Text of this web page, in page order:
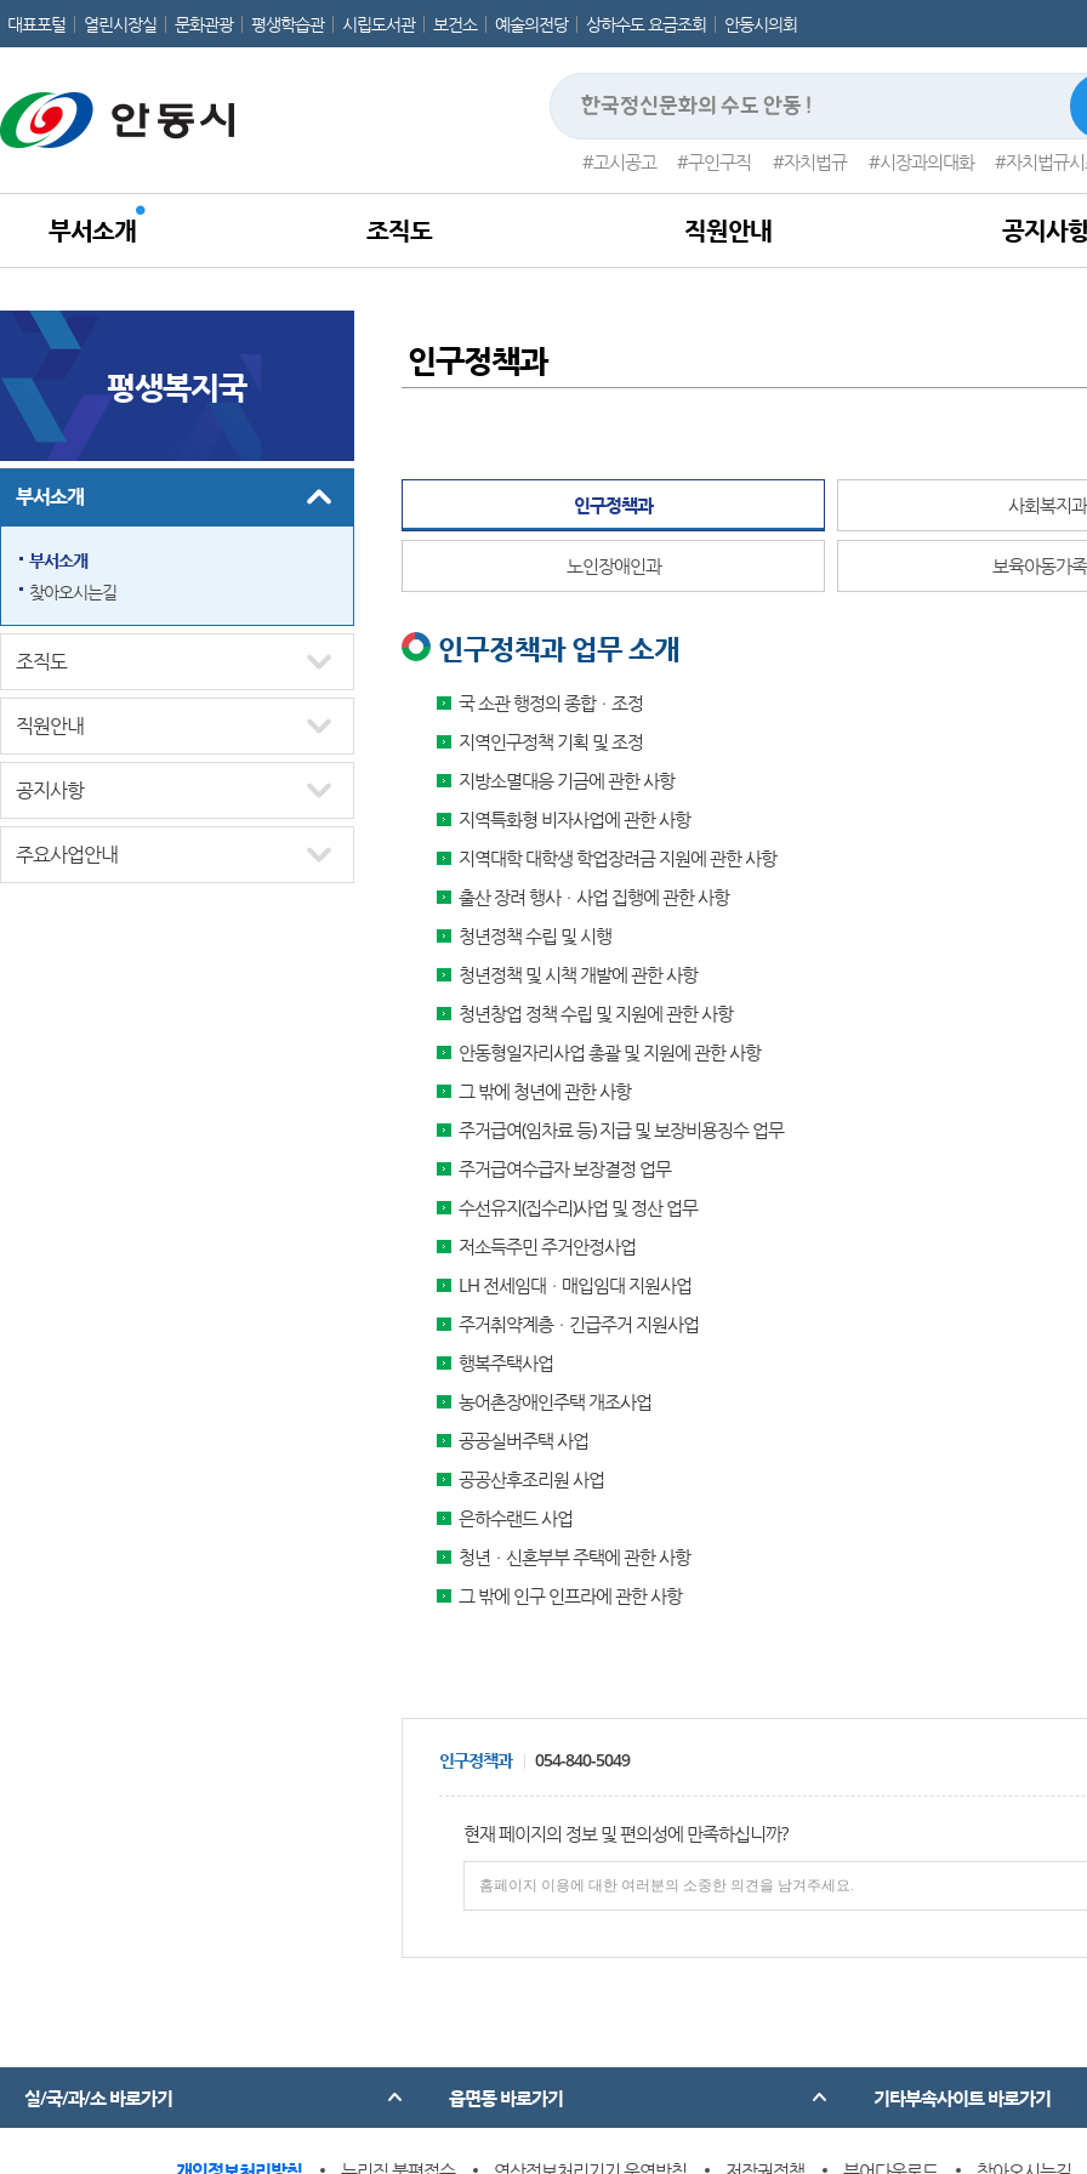
대표포털 열린시장실 문화관광 평생학습관 시립도서관 보건소 예술의전당 상하수도 요금조회 안동시의회
고시공고 구인구직 자치법규 시장과의대화 자치법규
부서소개 조직도 직원안내 공지사
평생복지국
부서소개
부서소개
찾아오시는길
조직도
직원안내
공지사항
주요사업안내
인구정책과
인구정책과 사회복지과
노인장애인과 보육아동가
인구정책과 업무 소개
국 소관 행정의 종합ㆍ조정
지역인구정책 기획 및 조정
지방소멸대응 기금에 관한 사항
지역특화형 비자사업에 관한 사항
지역대학 대학생 학업장려금 지원에 관한 사항
출산 장려 행사ㆍ사업 집행에 관한 사항
청년정책 수립 및 시행
청년정책 및 시책 개발에 관한 사항
청년창업 정책 수립 및 지원에 관한 사항
안동형일자리사업 총괄 및 지원에 관한 사항
그 밖에 청년에 관한 사항
주거급여(임차료 등) 지급 및 보장비용징수 업무
주거급여수급자 보장결정 업무
수선유지(집수리)사업 및 정산 업무
저소득주민 주거안정사업
LH 전세임대ㆍ매입임대 지원사업
주거취약계층ㆍ긴급주거 지원사업
행복주택사업
농어촌장애인주택 개조사업
공공실버주택 사업
공공산후조리원 사업
은하수랜드 사업
청년ㆍ신혼부부 주택에 관한 사항
그 밖에 인구 인프라에 관한 사항
인구정책과 054-840-5049
현재 페이지의 정보 및 편의성에 만족하십니까?
실/국/과/소 바로가기 읍면동 바로가기 기타부속사이트 바로가기